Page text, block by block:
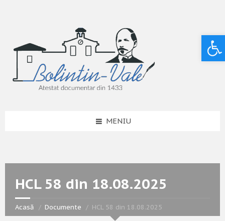
MENIU
HCL 58 din 18.08.2025
Acasă Documente HCL 58 din 18.08.2025
Deschide bara de unelte